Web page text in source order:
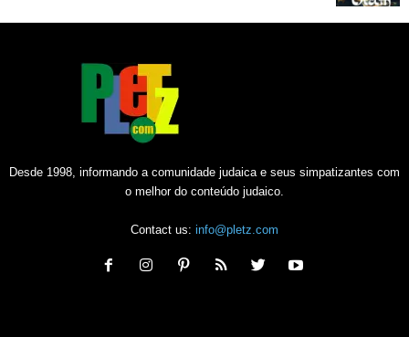
Desde 1998, informando a comunidade judaica e seus simpatizantes com
o melhor do conteúdo judaico.
Contact us: info@pletz.com